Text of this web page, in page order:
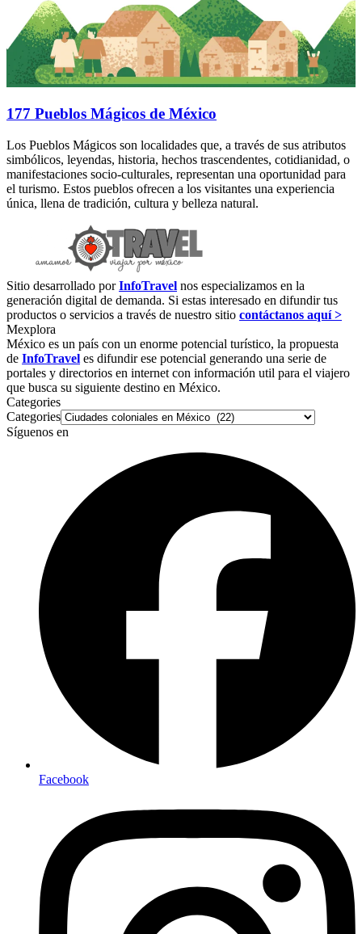
177 Pueblos Mágicos de México
Los Pueblos Mágicos son localidades que, a través de sus atributos
simbólicos, leyendas, historia, hechos trascendentes, cotidianidad, o
manifestaciones socio-culturales, representan una oportunidad para
el turismo. Estos pueblos ofrecen a los visitantes una experiencia
única, llena de tradición, cultura y belleza natural.
Sitio desarrollado porInfoTravel nos especializamos en la
generación digital de demanda. Si estas interesado en difundir tus
productos o servicios a través de nuestro sitio contáctanos aquí >
Mexplora
México es un país con un enorme potencial turístico, la propuesta
de InfoTravel es difundir ese potencial generando una serie de
portales y directorios en internet con información util para el viajero
que busca su siguiente destino en México.
Categories
Categories
Síguenos en
Facebook